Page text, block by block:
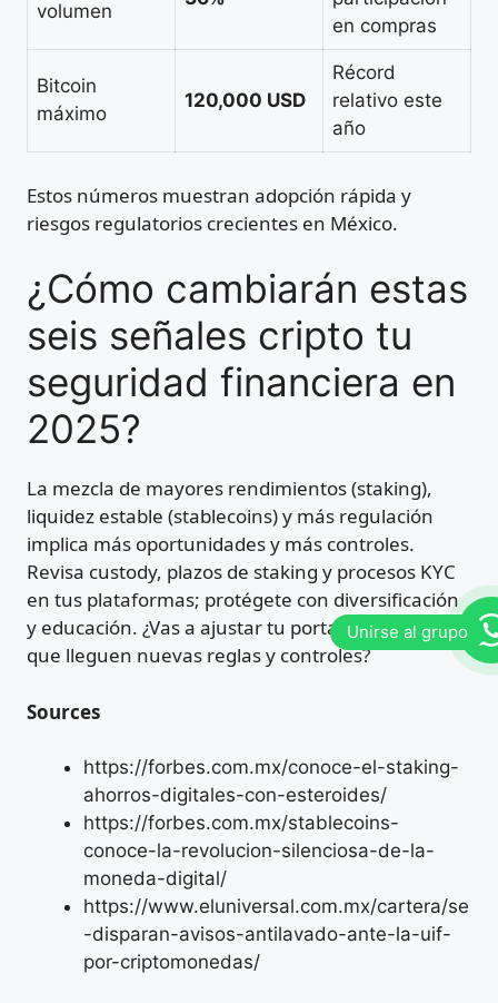
volumen
en compras
Bitcoin
máximo
120,000 USD
Récord
relativo este
año
Estos números muestran adopción rápida y
riesgos regulatorios crecientes en México.
¿Cómo cambiarán estas
seis señales cripto tu
seguridad financiera en
2025?
La mezcla de mayores rendimientos (staking),
liquidez estable (stablecoins) y más regulación
implica más oportunidades y más controles.
Revisa custody, plazos de staking y procesos KYC
en tus plataformas; protégete con diversificación
y educación. ¿Vas a ajustar tu portafolio antes de
que lleguen nuevas reglas y controles?
Sources
https://forbes.com.mx/conoce-el-staking-
ahorros-digitales-con-esteroides/
https://forbes.com.mx/stablecoins-
conoce-la-revolucion-silenciosa-de-la-
moneda-digital/
https://www.eluniversal.com.mx/cartera/se
-disparan-avisos-antilavado-ante-la-uif-
por-criptomonedas/